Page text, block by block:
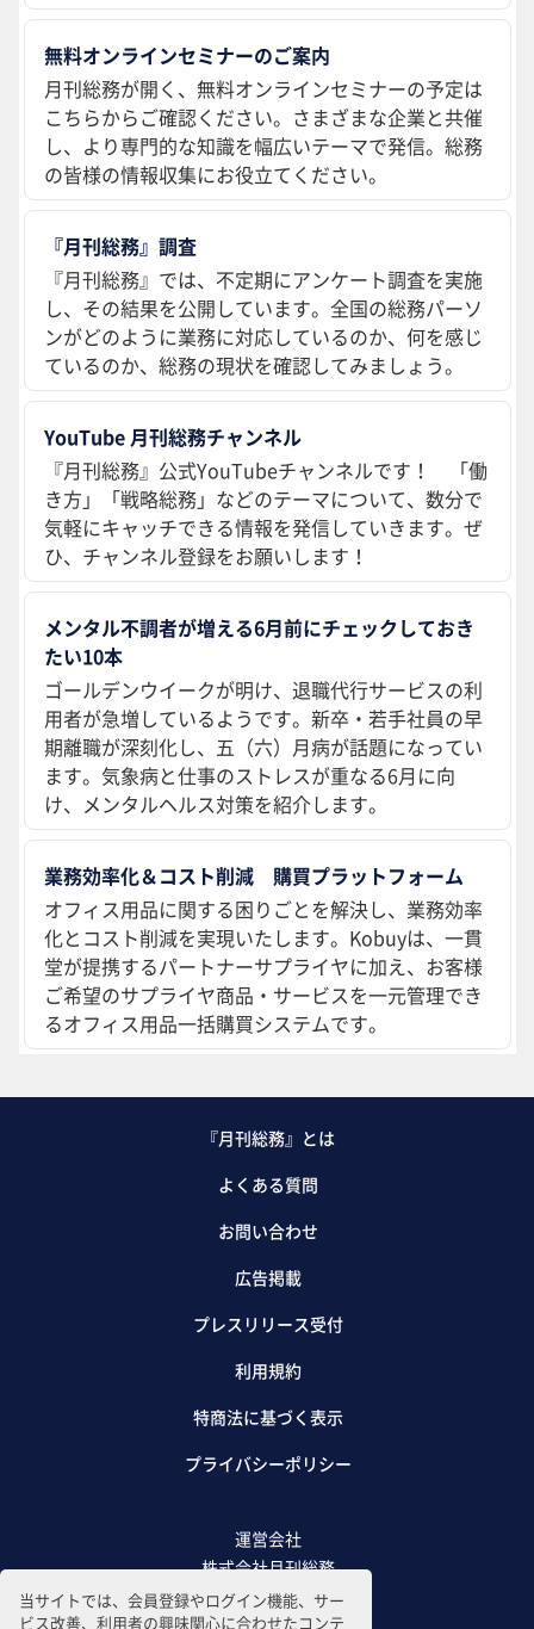
当サイトでは、会員登録やログイン機能、サー
ビス改善、利用者の興味関心に合わせたコンテ
無料オンラインセミナーのご案内
月刊総務が開く、無料オンラインセミナーの予定は
こちらからご確認ください。さまざまな企業と共催
し、より専門的な知識を幅広いテーマで発信。総務
の皆様の情報収集にお役立てください。
『月刊総務』調査
『月刊総務』では、不定期にアンケート調査を実施
し、その結果を公開しています。全国の総務パーソ
ンがどのように業務に対応しているのか、何を感じ
ているのか、総務の現状を確認してみましょう。
YouTube 月刊総務チャンネル
『月刊総務』公式YouTubeチャンネルです！ 「働
き方」「戦略総務」などのテーマについて、数分で
気軽にキャッチできる情報を発信していきます。ぜ
ひ、チャンネル登録をお願いします！
メンタル不調者が増える6月前にチェックしておき
たい10本
ゴールデンウイークが明け、退職代行サービスの利
用者が急増しているようです。新卒・若手社員の早
期離職が深刻化し、五（六）月病が話題になってい
ます。気象病と仕事のストレスが重なる6月に向
け、メンタルヘルス対策を紹介します。
業務効率化＆コスト削減 購買プラットフォーム
オフィス用品に関する困りごとを解決し、業務効率
化とコスト削減を実現いたします。Kobuyは、一貫
堂が提携するパートナーサプライヤに加え、お客様
ご希望のサプライヤ商品・サービスを一元管理でき
るオフィス用品一括購買システムです。
『月刊総務』とは
よくある質問
お問い合わせ
広告掲載
プレスリリース受付
利用規約
特商法に基づく表示
プライバシーポリシー
運営会社
株式会社月刊総務